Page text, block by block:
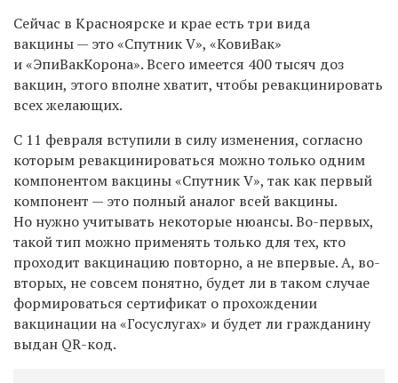
Сейчас в Красноярске и крае есть три вида
вакцины — это «Спутник V», «КовиВак»
и «ЭпиВакКорона». Всего имеется 400 тысяч доз
вакцин, этого вполне хватит, чтобы ревакцинировать
всех желающих.
С 11 февраля вступили в силу изменения, согласно
которым ревакцинироваться можно только одним
компонентом вакцины «Спутник V», так как первый
компонент — это полный аналог всей вакцины.
Но нужно учитывать некоторые нюансы. Во-первых,
такой тип можно применять только для тех, кто
проходит вакцинацию повторно, а не впервые. А, во-
вторых, не совсем понятно, будет ли в таком случае
формироваться сертификат о прохождении
вакцинации на «Госуслугах» и будет ли гражданину
выдан QR-код.